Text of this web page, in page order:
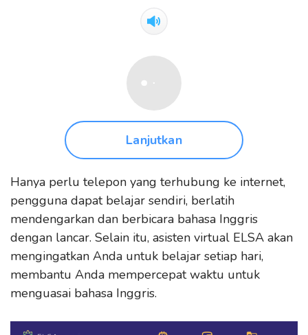
Lanjutkan
Hanya perlu telepon yang terhubung ke internet,
pengguna dapat belajar sendiri, berlatih
mendengarkan dan berbicara bahasa Inggris
dengan lancar. Selain itu, asisten virtual ELSA akan
mengingatkan Anda untuk belajar setiap hari,
membantu Anda mempercepat waktu untuk
menguasai bahasa Inggris.